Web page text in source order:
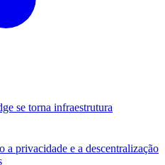
se torna infraestrutura
a privacidade e a descentralização